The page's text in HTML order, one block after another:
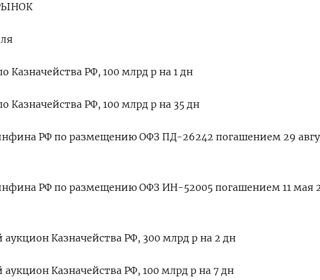
Казначейства РФ, 100 млрд р на 1 дн
Казначейства РФ, 100 млрд р на 35 дн
РФ по размещению ОФЗ ПД-26242 погашением 29
РФ по размещению ОФЗ ИН-52005 погашением 11 мая
Казначейства РФ, 300 млрд р на 2 дн
Казначейства РФ, 100 млрд р на 7 дн